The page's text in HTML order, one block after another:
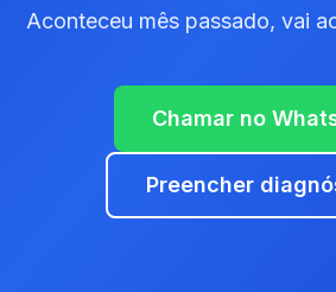
Aconteceu mês passado, vai
Chamar no
Preencher